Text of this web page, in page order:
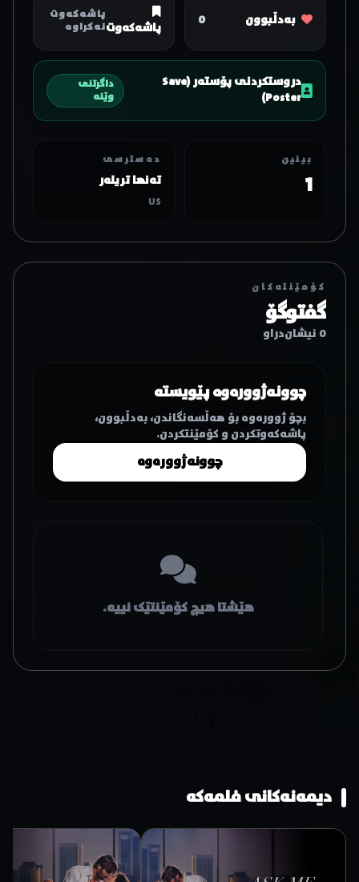
بەدڵبوون 0 پاشەکەوت
پاشەکەوت
نەکراوە
دروستکردنی پۆستەر (Save
Poster)
داگرتنی
وێنە
بینین
1
دەسترسی
تەنها تریلەر
US
کۆمێنتەکان
گفتوگۆ
0 نیشان‌دراو
چوونەژوورەوە پێویستە
بچۆ ژوورەوە بۆ هەڵسەنگاندن، بەدڵبوون،
پاشەکەوتکردن و کۆمێنتکردن.
چوونەژوورەوە
هێشتا هیچ کۆمێنتێک نییە.
دیمەنەکانی فلمەکە